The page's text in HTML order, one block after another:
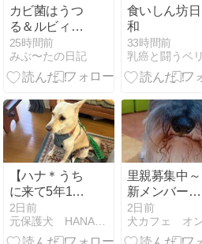
カビ菌はうつ
る＆ルビィの
その後
25時間前
みぶ〜たの日記
食いしん坊日
和
33時間前
【ハナ＊うち
に来て5年18
２日目】晴れ
晴れ
2日前
元保護犬 HANA花日記
里親募集中～
新メンバーご
紹介です
2日前